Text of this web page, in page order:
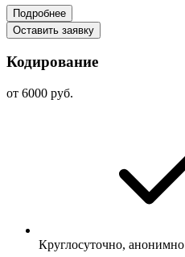
Подробнее
Оставить заявку
Кодирование
от 6000 руб.
Круглосуточно, анонимно